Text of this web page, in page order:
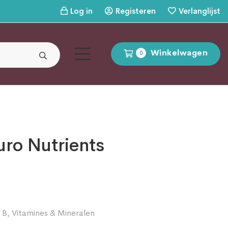
Log in Registeren Verlanglijst
0 Winkelwagen
Nutrients
, Vitamines & Mineralen